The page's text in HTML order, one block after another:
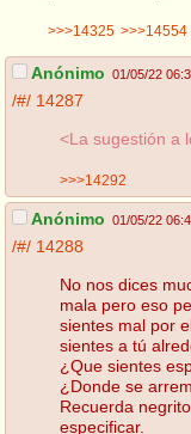
>>>14325 >>>14554
Anónimo 01/05/22
/#/ 14287
<La sugestión a
>>>14292
Anónimo 01/05/22
/#/ 14288
No nos dices
mala pero eso
sientes mal por
sientes a tú
¿Que sientes
¿Donde se
Recuerda
especificar.